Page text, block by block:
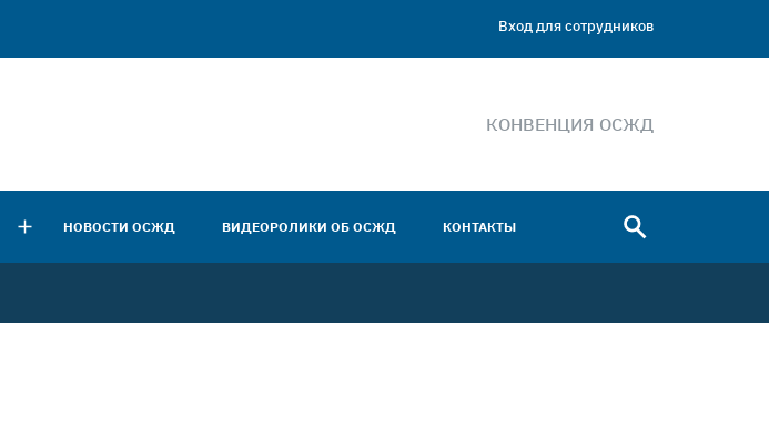
Вход для сотрудников
КОНВЕНЦИЯ ОСЖД
НОВОСТИ ОСЖД ВИДЕОРОЛИКИ ОБ ОСЖД КОНТАКТЫ